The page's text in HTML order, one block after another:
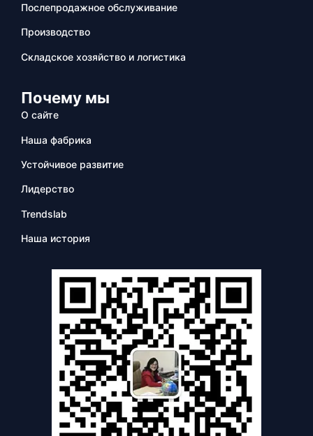
Послепродажное обслуживание
Производство
Складское хозяйство и логистика
Почему мы
О сайте
Наша фабрика
Устойчивое развитие
Лидерство
Trendslab
Наша история